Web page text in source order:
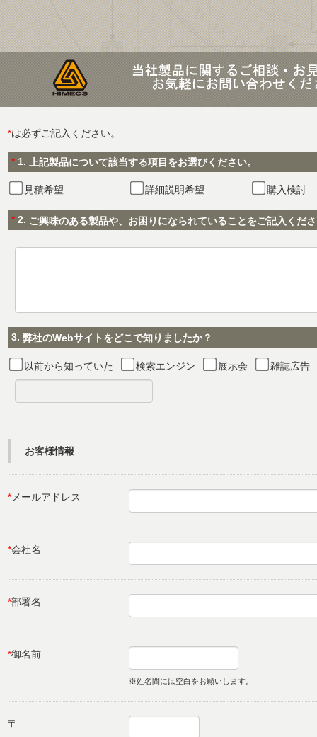
*は必ずご記入ください。
* 1. 上記製品について該当する項目をお選びください。
見積希望 詳細説明希望 購入検討
* 2. ご興味のある製品や、お困りになられていることをご記入くだ
3. 弊社のWebサイトをどこで知りましたか？
以前から知っていた 検索エンジン 展示会 雑誌広告
お客様情報
*メールアドレス
*会社名
*部署名
*御名前
※姓名間には空白をお願いします。
〒